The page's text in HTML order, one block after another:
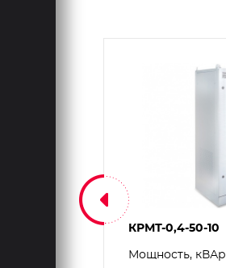
КРМТ-0,4-50-10
Мощность, кВАр